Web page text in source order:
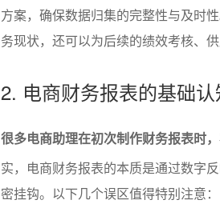
方案，确保数据归集的完整性与及时
务现状，还可以为后续的绩效考核、
2. 电商财务报表的基础
很多电商助理在初次制作财务报表时
实，电商财务报表的本质是通过数字
密挂钩。以下几个误区值得特别注意：